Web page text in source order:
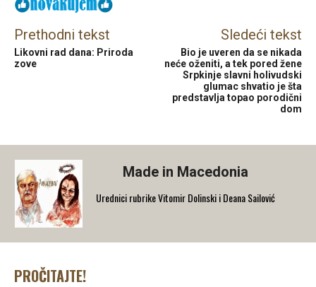
Prethodni tekst
Likovni rad dana: Priroda
zove
Sledeći tekst
Bio je uveren da se nikada
neće oženiti, a tek pored žene
Srpkinje slavni holivudski
glumac shvatio je šta
predstavlja topao porodični
dom
Made in Macedonia
Urednici rubrike Vitomir Dolinski i Deana Sailović
PROČITAJTE!